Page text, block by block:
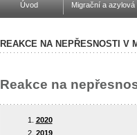
Úvod Migrační a azylová
REAKCE NA NEPŘESNOSTI V
Reakce na
2020
2019